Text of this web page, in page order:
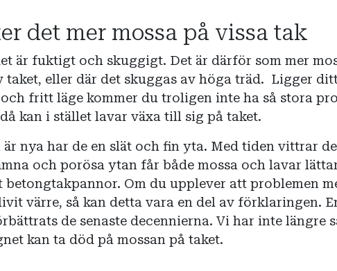
det mer mossa på vissa tak
är fuktigt och skuggigt. Det är därför som mer
taket, eller där det skuggas av höga träd. Ligger
fritt läge kommer du troligen inte ha så stora
kan i stället lavar växa till sig på taket.
nya har de en slät och fin yta. Med tiden vittrar
och porösa ytan får både mossa och lavar
betongtakpannor. Om du upplever att problemen
värre, så kan detta vara en del av förklaringen.
de senaste decennierna. Vi har inte längre
kan ta död på mossan på taket.